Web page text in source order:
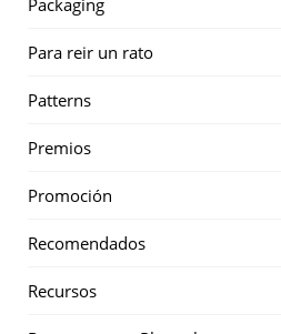
Para reir un rato
Patterns
Premios
Promoción
Recomendados
Recursos